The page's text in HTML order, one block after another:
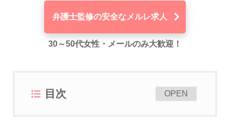
弁護士監修の安全なメルレ求人
30～50代女性・メールのみ大歓迎！
目次 OPEN